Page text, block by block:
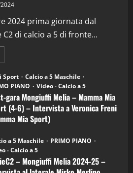
2024 prima giornata dal
di calcio a 5 di fronte...
Sport
Calcio a 5 Maschile
PIANO
Video - Calcio a 5
gara Mongiuffi Melia – Mamma Mia
(4-6) – Intervista a Veronica Freni
Mia Sport)
a 5 Maschile
PRIMO PIANO
- Calcio a 5
– Mongiuffi Melia 2024-25 –
in Podcast: 29^ Puntata
28 Aprile 2026)
04/2026
in Podcast
in Podcast: 28^ Puntata
21 Aprile 2026)
04/2026
in Podcast: 27^ Puntata
14 Aprile 2026)
04/2026